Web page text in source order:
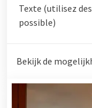
Texte (utilisez
possible)
Bekijk de